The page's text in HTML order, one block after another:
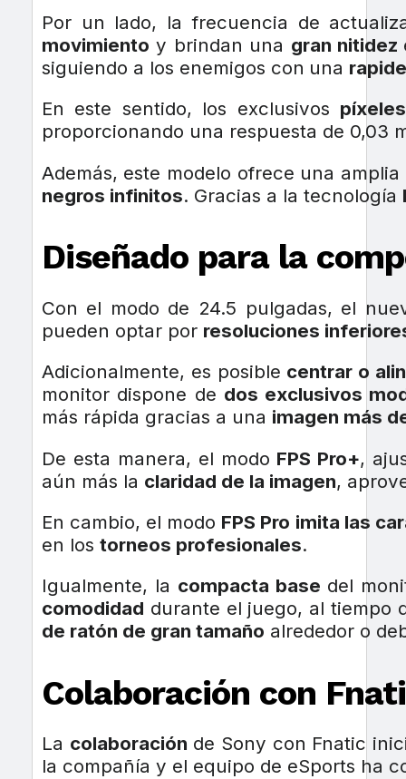
Por un lado, la frecuencia de
movimiento y brindan una gran nitidez
siguiendo a los enemigos con una
En este sentido, los exclusivos
proporcionando una respuesta de 0,03
Además, este modelo ofrece una
negros infinitos. Gracias a la tecnología
Diseñado para la
Con el modo de 24.5 pulgadas, el
pueden optar por resoluciones
Adicionalmente, es posible centrar o
monitor dispone de dos exclusivos
más rápida gracias a una imagen más
De esta manera, el modo FPS Pro+,
aún más la claridad de la imagen,
En cambio, el modo FPS Pro imita las
en los torneos profesionales.
Igualmente, la compacta base del
comodidad durante el juego, al tiempo
de ratón de gran tamaño alrededor o
Colaboración con
La colaboración de Sony con Fnatic
la compañía y el equipo de eSports ha